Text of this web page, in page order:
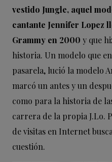
vestido Jungle, aquel
cantante Jennifer Lopez
Grammy en 2000 y que
historia. Un modelo que
pasarela, lució la modelo
marcó un antes y un
como para la historia de
carrera de la propia J.Lo.
de visitas en Internet
cuestión.